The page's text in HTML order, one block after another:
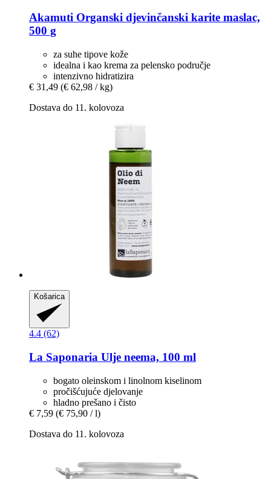
Akamuti Organski djevinčanski karite maslac,
500 g
za suhe tipove kože
idealna i kao krema za pelensko područje
intenzivno hidratizira
€ 31,49 (€ 62,98 / kg)
Dostava do 11. kolovoza
Košarica
4.4 (62)
La Saponaria Ulje neema, 100 ml
bogato oleinskom i linolnom kiselinom
pročišćujuće djelovanje
hladno prešano i čisto
€ 7,59 (€ 75,90 / l)
Dostava do 11. kolovoza